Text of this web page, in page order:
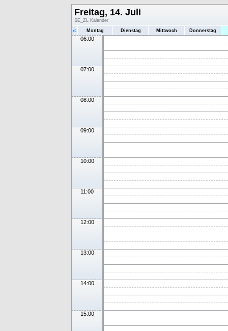
Freitag, 14. Juli
SE_ZL Kalender
« Montag Dienstag Mittwoch Donnerstag
06:00
07:00
08:00
09:00
10:00
11:00
12:00
13:00
14:00
15:00